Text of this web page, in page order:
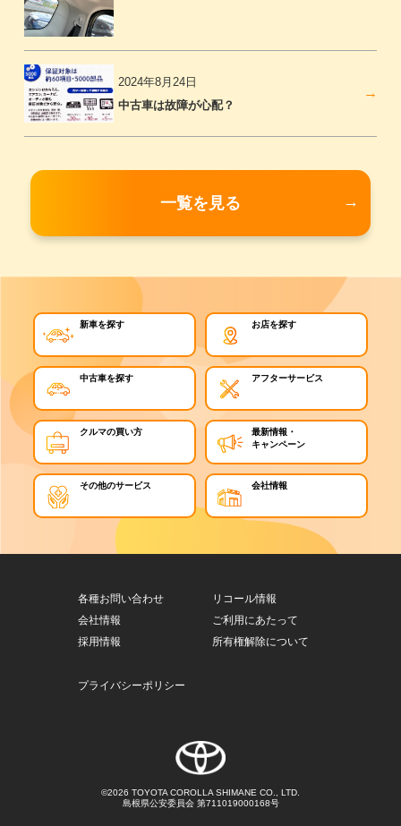
2024年8月24日
中古車は故障が心配？
一覧を見る
新車を探す お店を探す
中古車を探す アフターサービス
クルマの買い方
最新情報・
キャンペーン
その他のサービス 会社情報
各種お問い合わせ
会社情報
採用情報
リコール情報
ご利用にあたって
所有権解除について
プライバシーポリシー
©2026 TOYOTA COROLLA SHIMANE CO., LTD.
島根県公安委員会 第711019000168号